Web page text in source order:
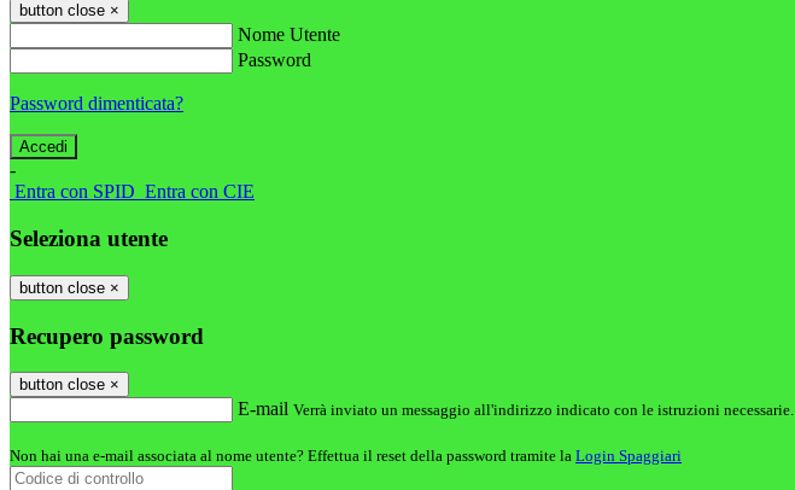
button close ×
Nome Utente
Password
Password dimenticata?
-
Entra con SPID Entra con CIE
Seleziona utente
button close ×
Recupero password
button close ×
E-mail Verrà inviato un messaggio all'indirizzo indicato con le istruzioni necessarie.
Non hai una e-mail associata al nome utente? Effettua il reset della password tramite la Login Spaggiari